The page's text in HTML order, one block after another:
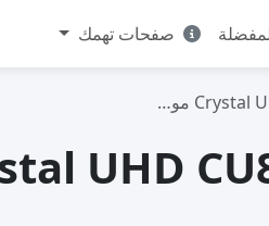
صفحات تهمك